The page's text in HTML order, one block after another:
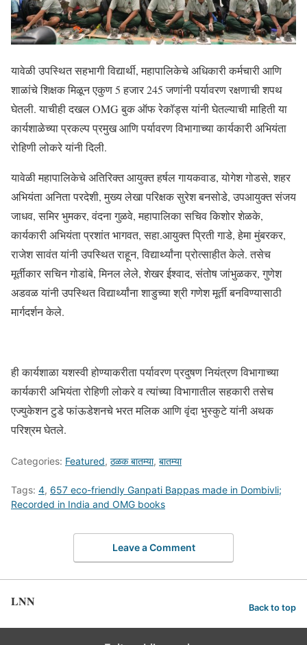
यावेळी उपस्थित सहभागी विद्यार्थी, महापालिकेचे अधिकारी कर्मचारी आणि
शाळांचे शिक्षक मिळून एकुण 5 हजार 245 जणांनी पर्यावरण रक्षणाची शपथ
घेतली. याचीही दखल OMG बुक ऑफ रेकॉड्स यांनी घेतल्याची माहिती या
कार्यशाळेच्या प्रकल्प प्रमुख आणि पर्यावरण विभागाच्या कार्यकारी अभियंता
रोहिणी लोकरे यांनी दिली.
यावेळी महापालिकेचे अतिरिक्त आयुक्त हर्षल गायकवाड, योगेश गोडसे, शहर
अभियंता अनिता परदेशी, मुख्य लेखा परिक्षक सुरेश बनसोडे, उपआयुक्त संजय
जाधव, समिर भुमकर, वंदना गुळवे, महापालिका सचिव किशोर शेळके,
कार्यकारी अभियंता प्रशांत भागवत, सहा.आयुक्त प्रिती गाडे, हेमा मुंबरकर,
राजेश सावंत यांनी उपस्थित राहून, विद्यार्थ्यांना प्रोत्साहीत केले. तसेच
मूर्तीकार सचिन गोडांबे, मिनल लेले, शेखर ईश्वाद, संतोष जांभुळकर, गुणेश
अडवळ यांनी उपस्थित विद्यार्थ्यांना शाडुच्या श्री गणेश मूर्ती बनविण्यासाठी
मार्गदर्शन केले.
ही कार्यशाळा यशस्वी होण्याकरीता पर्यावरण प्रदुषण नियंत्रण विभागाच्या
कार्यकारी अभियंता रोहिणी लोकरे व त्यांच्या विभागातील सहकारी तसेच
एज्युकेशन टुडे फांऊडेशनचे भरत मलिक आणि वृंदा भुस्कुटे यांनी अथक
परिश्रम घेतले.
Categories: Featured, ठळक बातम्या, बातम्या
Tags: 4, 657 eco-friendly Ganpati Bappas made in Dombivli;
Recorded in India and OMG books
Leave a Comment
LNN Back to top